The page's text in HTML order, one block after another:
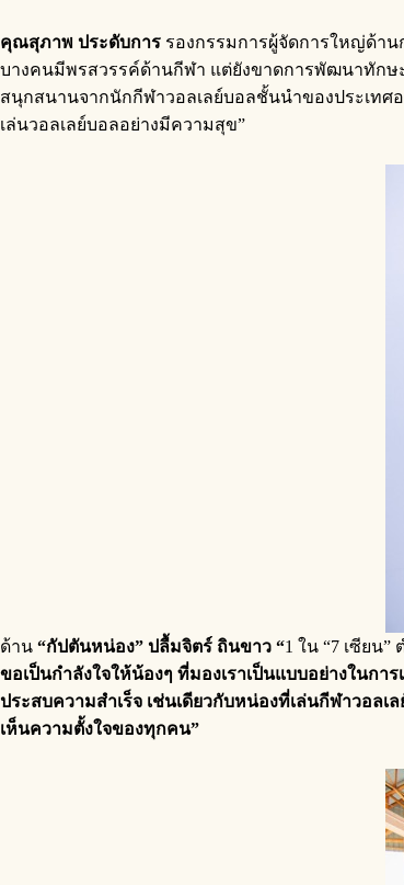
คุณสุภาพ ประดับการ รองกรรมการผู้จัดการใหญ่ด้า
บางคนมีพรสวรรค์ด้านกีฬา แต่ยังขาดการพัฒนาทักษ
สนุกสนานจากนักกีฬาวอลเลย์บอลชั้นนำของประเทศ
เล่นวอลเลย์บอลอย่างมีความสุข”
ด้าน “กัปตันหน่อง” ปลื้มจิตร์ ถินขาว “1 ใน “7 เซียน
ขอเป็นกำลังใจให้น้องๆ ที่มองเราเป็นแบบอย่างในก
ประสบความสำเร็จ เช่นเดียวกับหน่องที่เล่นกีฬาวอ
เห็นความตั้งใจของทุกคน”